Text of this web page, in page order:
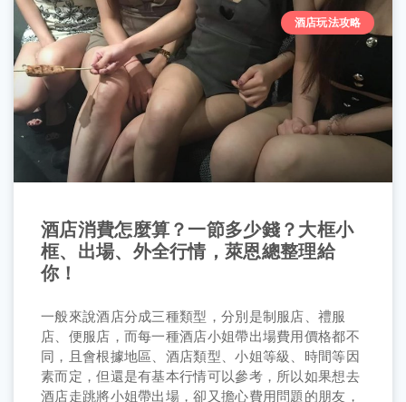
酒店玩法攻略
酒店消費怎麼算？一節多少錢？大框小
框、出場、外全行情，萊恩總整理給
你！
一般來說酒店分成三種類型，分別是制服店、禮服
店、便服店，而每一種酒店小姐帶出場費用價格都不
同，且會根據地區、酒店類型、小姐等級、時間等因
素而定，但還是有基本行情可以參考，所以如果想去
酒店走跳將小姐帶出場，卻又擔心費用問題的朋友，